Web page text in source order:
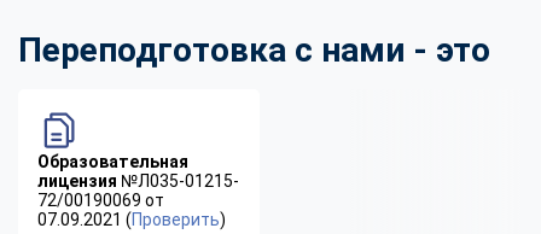
Переподготовка с нами - это
Образовательная
лицензия №Л035-01215-
72/00190069 от
07.09.2021 (Проверить)